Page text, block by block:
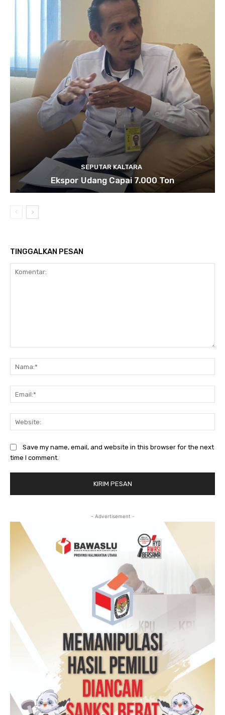
SEPUTAR KALTARA
Ekspor Udang Capai 7.000 Ton
TINGGALKAN PESAN
Save my name, email, and website in this browser for the next
time I comment.
- Advertisement -